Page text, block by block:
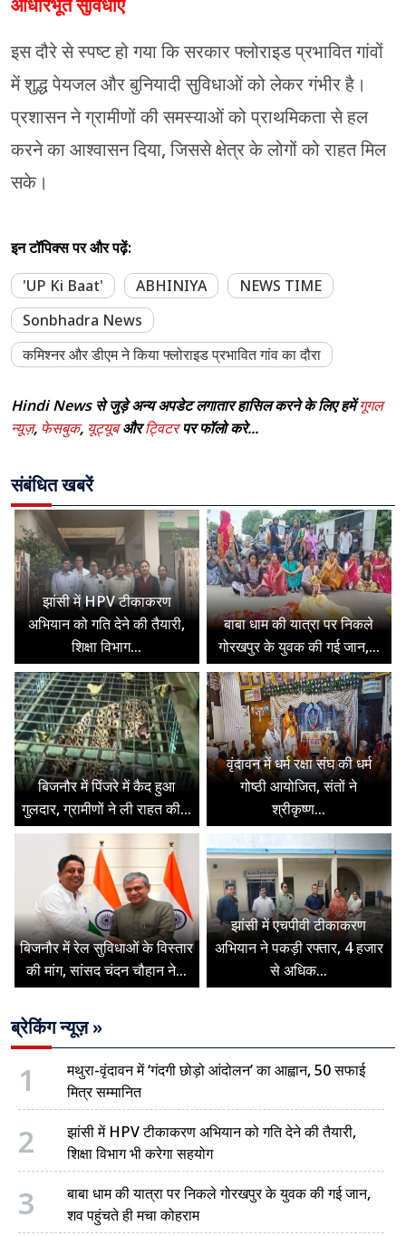
इस दौरे से स्पष्ट हो गया कि सरकार फ्लोराइड प्रभावित गांवों
में शुद्ध पेयजल और बुनियादी सुविधाओं को लेकर गंभीर है।
प्रशासन ने ग्रामीणों की समस्याओं को प्राथमिकता से हल
करने का आश्वासन दिया, जिससे क्षेत्र के लोगों को राहत मिल
सके।
इन टॉपिक्स पर और पढ़ें:
'UP Ki Baat'
ABHINIYA
NEWS TIME
Sonbhadra News
कमिश्नर और डीएम ने किया फ्लोराइड प्रभावित गांव का दौरा
Hindi News से जुड़े अन्य अपडेट लगातार हासिल करने के लिए हमेंगूगल
न्यूज़, फेसबुक, यूट्यूबऔरट्विटरपर फॉलो करे...
संबंधित खबरें
झांसी में HPV टीकाकरण
अभियान को गति देने की तैयारी,
शिक्षा विभाग...
बाबा धाम की यात्रा पर निकले
गोरखपुर के युवक की गई जान,...
बिजनौर में पिंजरे में कैद हुआ
गुलदार, ग्रामीणों ने ली राहत की...
वृंदावन में धर्म रक्षा संघ की धर्म
गोष्ठी आयोजित, संतों ने
श्रीकृष्ण...
बिजनौर में रेल सुविधाओं के विस्तार
की मांग, सांसद चंदन चौहान ने...
झांसी में एचपीवी टीकाकरण
अभियान ने पकड़ी रफ्तार, 4 हजार
से अधिक...
ब्रेकिंग न्यूज़ »
1
मथुरा-वृंदावन में ‘गंदगी छोड़ो आंदोलन’ का आह्वान, 50 सफाई
मित्र सम्मानित
2
झांसी में HPV टीकाकरण अभियान को गति देने की तैयारी,
शिक्षा विभाग भी करेगा सहयोग
3
बाबा धाम की यात्रा पर निकले गोरखपुर के युवक की गई जान,
शव पहुंचते ही मचा कोहराम